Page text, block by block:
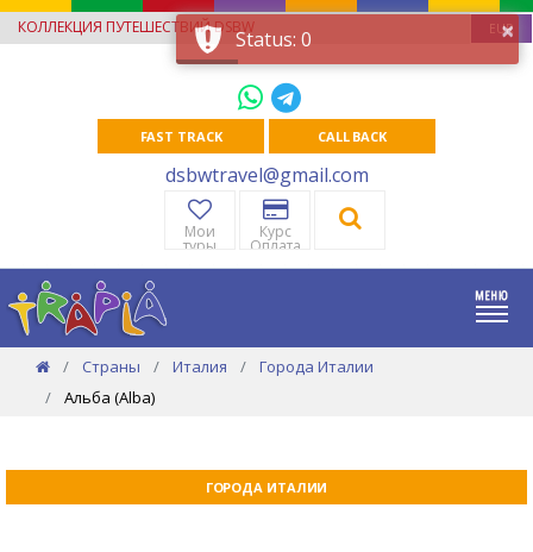
КОЛЛЕКЦИЯ ПУТЕШЕСТВИЙ DSBW EUR
FAST TRACK CALL BACK
dsbwtravel@gmail.com
Мои
туры
Курс
Оплата
Страны Италия
Города Италии
Альба (Alba)
ГОРОДА ИТАЛИИ
×
Status: 0